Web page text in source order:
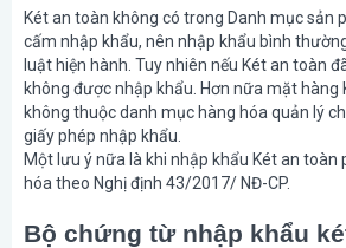
Két an toàn không có trong Danh mục sản
cấm nhập khẩu, nên nhập khẩu bình
luật hiện hành. Tuy nhiên nếu Két an toàn
không được nhập khẩu. Hơn nữa mặt hàng
không thuộc danh mục hàng hóa quản lý
giấy phép nhập khẩu.
Một lưu ý nữa là khi nhập khẩu Két an toàn
hóa theo Nghị định 43/2017/ NĐ-CP.
Bộ chứng từ nhập khẩu